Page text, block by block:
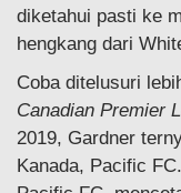
diketahui pasti ke
hengkang dari
Coba ditelusuri
Canadian Premier
2019, Gardner
Kanada, Pacific